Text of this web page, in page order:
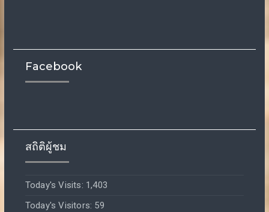
Facebook
สถิติผู้ชม
Today's Visits: 1,403
Today's Visitors: 59